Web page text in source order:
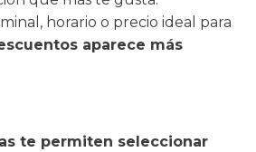
horario o precio ideal para
aparece más
te permiten seleccionar